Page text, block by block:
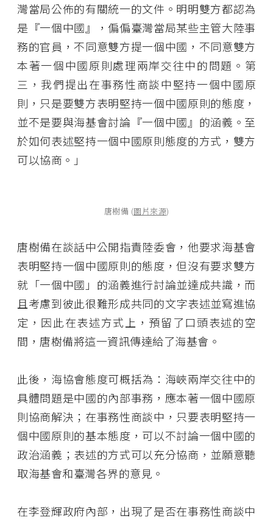
灣當局公佈的有關統一的文件。明明雙方都認為
是『一個中國』，偏偏臺灣當局某些主管大陸事
務的官員，不同意雙方提一個中國，不同意雙方
本著一個中國原則處理兩岸交往中的問題。第
三，我們提出在事務性商談中堅持一個中國原
則，只是要雙方表明堅持一個中國原則的態度，
並不是要與海基會討論『一個中國』的涵義。至
於如何表述堅持一個中國原則態度的方式，雙方
可以協商。」
唐樹備 (圖片來源)
唐樹備在談話中公開指責陸委會，他要求海基會
表明堅持一個中國原則的態度，但沒有要求雙方
就「一個中國」的涵義進行討論並達成共識，而
且考慮到彼此很難形成共同的文字表述並寫進協
定，因此在表述方式上，預留了口頭表述的空
間，唐樹備將這一資訊傳達給了海基會。
此後，海協會態度可概括為：海峽兩岸交往中的
具體問題是中國的內部事務，應本著一個中國原
則協商解決；在事務性商談中，只要表明堅持一
個中國原則的基本態度，可以不討論一個中國的
政治涵義；表述的方式可以充分協商，並願意聽
取海基會和臺灣各界的意見。
在李登輝政府內部，出現了是否在事務性商談中